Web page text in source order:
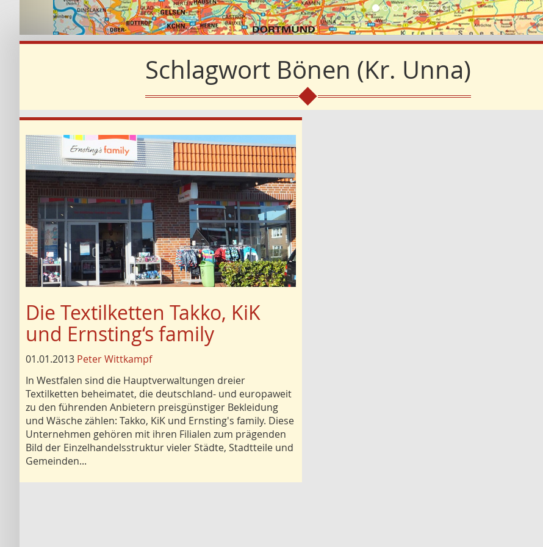
SchlagwortBönen (Kr. Unna)
Die Textilketten Takko, KiK
und Ernsting‘s family
01.01.2013 Peter Wittkampf
In Westfalen sind die Hauptverwaltungen dreier
Textilketten beheimatet, die deutschland- und europaweit
zu den führenden Anbietern preisgünstiger Bekleidung
und Wäsche zählen: Takko, KiK und Ernsting's family. Diese
Unternehmen gehören mit ihren Filialen zum prägenden
Bild der Einzelhandelsstruktur vieler Städte, Stadtteile und
Gemeinden...